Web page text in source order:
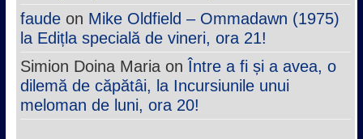
faudeon Mike Oldfield – Ommadawn (1975)
la Edițla specială de vineri, ora 21!
Simion Doina MariaonÎntre a fi și a avea, o
dilemă de căpătâi, la Incursiunile unui
meloman de luni, ora 20!